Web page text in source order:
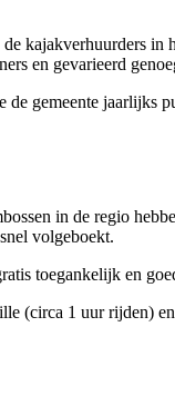
kajakverhuurders in
en gevarieerd
gemeente jaarlijks
in de regio
volgeboekt.
toegankelijk en
(circa 1 uur rijden)